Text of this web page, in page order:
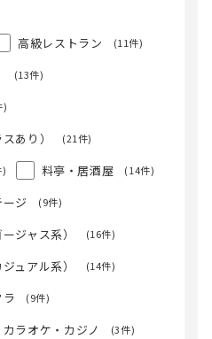
高級レストラン (11件)
(13件)
)
あり） (21件)
料亭・居酒屋 (14件)
ジ (9件)
ジャス系） (16件)
ュアル系） (14件)
(9件)
ラオケ・カジノ (3件)